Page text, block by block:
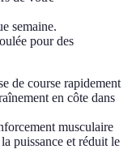
semaine.
pour des
de course rapidement
en côte dans
musculaire
puissance et réduit le